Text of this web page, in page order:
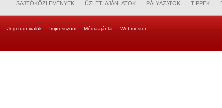
SAJTÓKÖZLEMÉNYEK ÜZLETI AJÁNLATOK PÁLYÁZATOK TIPPEK
Jogi tudnivalók Impresszum Médiaajánlat Webmester